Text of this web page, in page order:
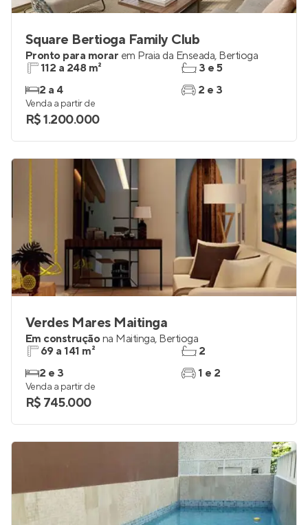
Square Bertioga Family Club
Pronto para morar em Praia da Enseada, Bertioga
112 a 248 m²
2 a 4
3 e 5
2 e 3
Venda a partir de
R$ 1.200.000
Verdes Mares Maitinga
Em construçãona Maitinga, Bertioga
69 a 141 m²
2 e 3
2
1 e 2
Venda a partir de
R$ 745.000